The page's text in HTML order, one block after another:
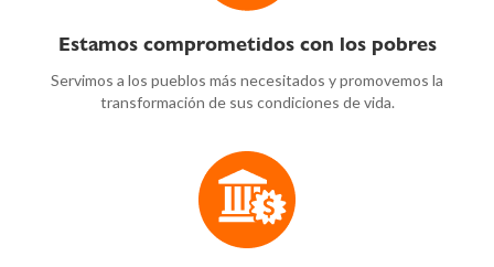
Estamos comprometidos con los pobres
Servimos a los pueblos más necesitados y promovemos la
transformación de sus condiciones de vida.